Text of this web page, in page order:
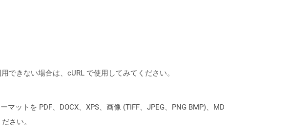
できない場合は、cURL で使用してみてください。
ットを PDF、DOCX、XPS、画像 (TIFF、JPEG、PNG BMP)、MD
さい。